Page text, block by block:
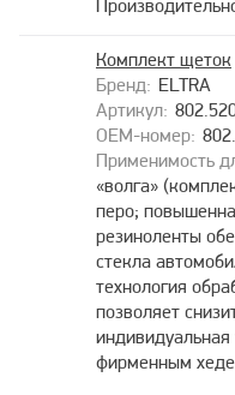
ELTRA
Комплект щеток
«волга»
перо;
резиноленты
стекла
технология
позволяет
фирменным